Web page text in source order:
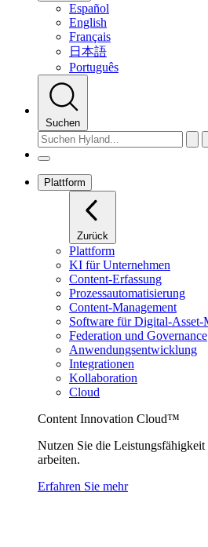
Español
English
Français
日本語
Português
Suchen
Plattform
Zurück
Plattform
KI für Unternehmen
Content-Erfassung
Prozessautomatisierung
Content-Management
Software für Digital-Asset-
Federation und Governance
Anwendungsentwicklung
Integrationen
Kollaboration
Cloud
Content Innovation Cloud™
Nutzen Sie die
arbeiten.
Erfahren Sie mehr